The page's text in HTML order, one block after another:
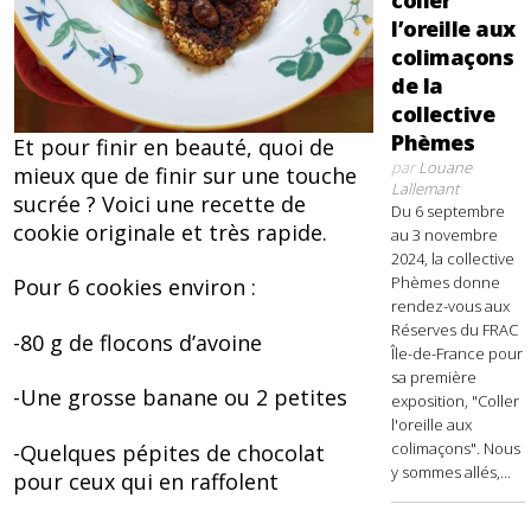
Et pour finir en beauté, quoi de
mieux que de finir sur une touche
sucrée ? Voici une recette de
cookie originale et très rapide.
Pour 6 cookies environ :
-80 g de flocons d’avoine
-Une grosse banane ou 2 petites
-Quelques pépites de chocolat
pour ceux qui en raffolent
l’oreille aux
colimaçons
de la
collective
Phèmes
parLouane
Lallemant
Du 6 septembre
au 3 novembre
2024, la collective
Phèmes donne
rendez-vous aux
Réserves du FRAC
Île-de-France pour
sa première
exposition, "Coller
l'oreille aux
colimaçons". Nous
y sommes allés,...